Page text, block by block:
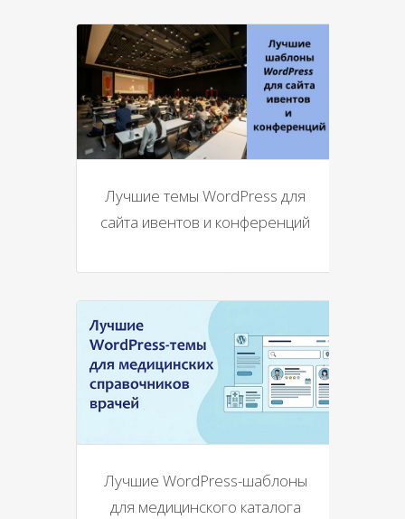
Лучшие темы WordPress для
сайта ивентов и конференций
Лучшие WordPress-шаблоны
для медицинского каталога